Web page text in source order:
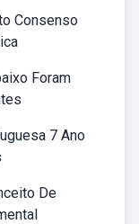
Consenso
Foram
7 Ano
De